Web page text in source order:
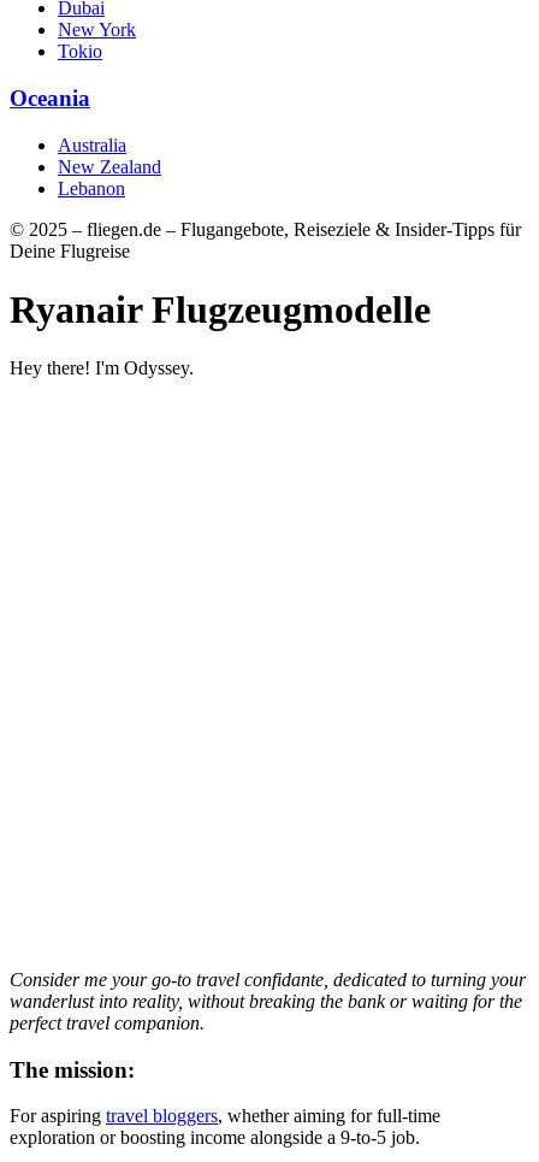
Dubai
New York
Tokio
Oceania
Australia
New Zealand
Lebanon
© 2025 – fliegen.de – Flugangebote, Reiseziele & Insider-Tipps für
Deine Flugreise
Ryanair Flugzeugmodelle
Hey there! I'm Odyssey.
Consider me your go-to travel confidante, dedicated to turning your
wanderlust into reality, without breaking the bank or waiting for the
perfect travel companion.
The mission:
For aspiring travel bloggers, whether aiming for full-time
exploration or boosting income alongside a 9-to-5 job.